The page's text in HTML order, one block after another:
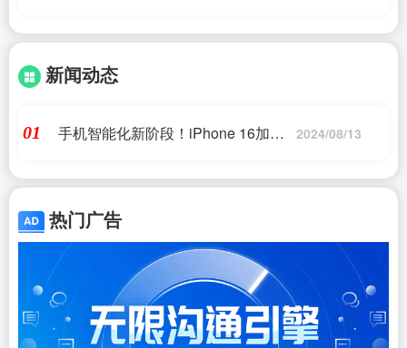
新闻动态
01
手机智能化新阶段！iPhone 16加入
2024/08/13
热门广告